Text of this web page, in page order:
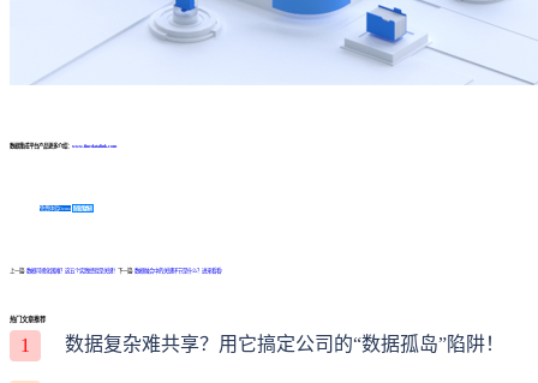
数据集成平台产品更多介绍： www.finedatalink.com
免费体验Demo 咨询方案
上一篇: 数据可视化困难？这五个实践经验是关键！ 下一篇: 数据融合中的关键环节是什么？进来看看!
热门文章推荐
1 数据复杂难共享？用它搞定公司的“数据孤岛”陷阱！